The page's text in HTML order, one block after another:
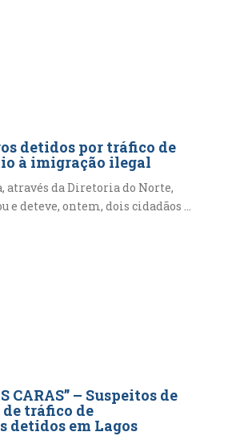
detidos por tráfico de
à imigração ilegal
da Diretoria do Norte,
deteve, ontem, dois cidadãos ...
CARAS” – Suspeitos de
tráfico de
detidos em Lagos